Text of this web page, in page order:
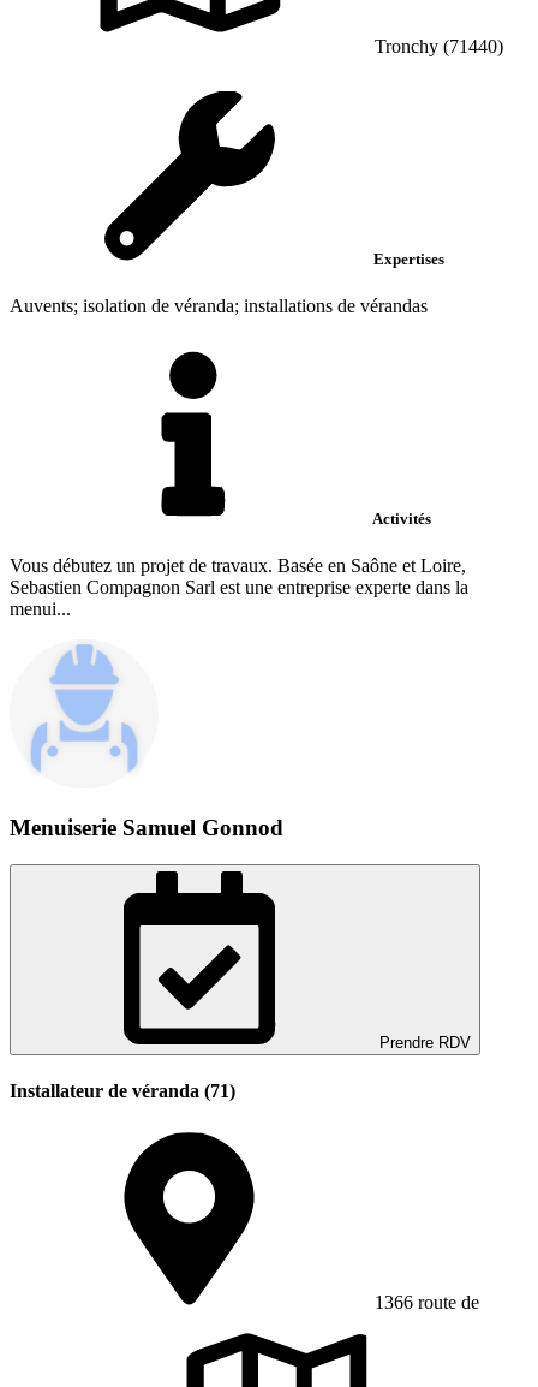
Tronchy (71440)
Expertises
Auvents; isolation de véranda; installations de vérandas
Activités
Vous débutez un projet de travaux. Basée en Saône et Loire,
Sebastien Compagnon Sarl est une entreprise experte dans la
menui...
Menuiserie Samuel Gonnod
Prendre RDV
Installateur de véranda (71)
1366 route de